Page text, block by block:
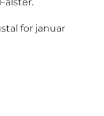
for januar